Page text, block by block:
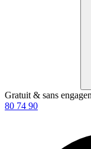
Gratuit & sans
80 74 90